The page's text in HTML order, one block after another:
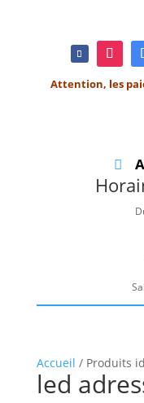
Attention, les
Accueil / Produits
led